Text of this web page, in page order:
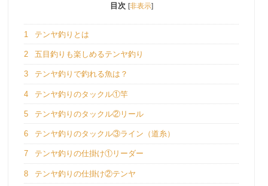
目次 [非表示]
1 テンヤ釣りとは
2 五目釣りも楽しめるテンヤ釣り
3 テンヤ釣りで釣れる魚は？
4 テンヤ釣りのタックル①竿
5 テンヤ釣りのタックル②リール
6 テンヤ釣りのタックル③ライン（道糸）
7 テンヤ釣りの仕掛け①リーダー
8 テンヤ釣りの仕掛け②テンヤ